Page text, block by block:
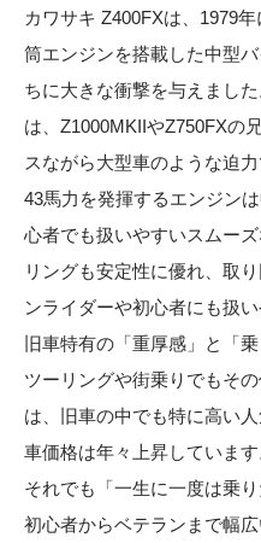
カワサキ Z400FXは、1979
筒エンジンを搭載した中型
ちに大きな衝撃を与えまし
は、Z1000MKIIやZ750FXの
スながら大型車のような迫力
43馬力を発揮するエンジン
心者でも扱いやすいスムー
リングも安定性に優れ、取
ンライダーや初心者にも扱い
旧車特有の「重厚感」と「
ツーリングや街乗りでもそ
は、旧車の中でも特に高い
車価格は年々上昇しています
それでも「一生に一度は乗
初心者からベテランまで幅